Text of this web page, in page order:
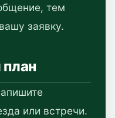
тем
заявку.
или встречи.